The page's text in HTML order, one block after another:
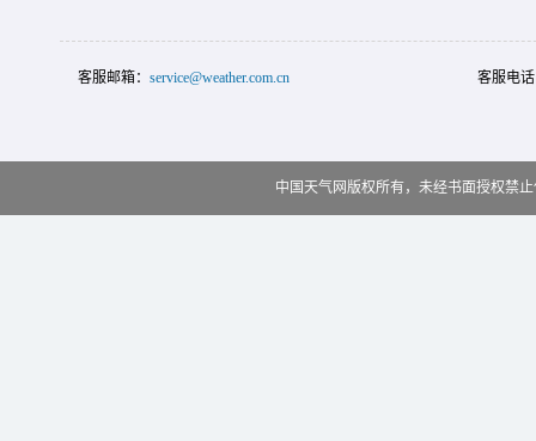
客服邮箱： service@weather.com.cn 客服电
中国天气网版权所有，未经书面授权